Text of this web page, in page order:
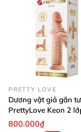
PRETTY LOVE
Dương vật giả gắn
PrettyLove Keon 2
silicon mềm
800.000₫